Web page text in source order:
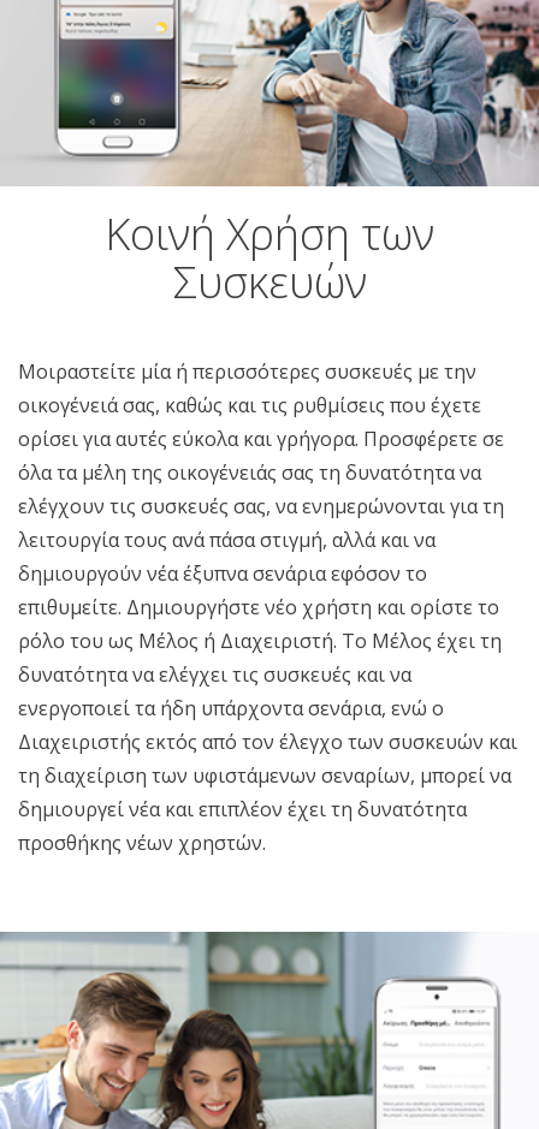
Κοινή Χρήση των
Συσκευών
Μοιραστείτε μία ή περισσότερες συσκευές με την
οικογένειά σας, καθώς και τις ρυθμίσεις που έχετε
ορίσει για αυτές εύκολα και γρήγορα. Προσφέρετε σε
όλα τα μέλη της οικογένειάς σας τη δυνατότητα να
ελέγχουν τις συσκευές σας, να ενημερώνονται για τη
λειτουργία τους ανά πάσα στιγμή, αλλά και να
δημιουργούν νέα έξυπνα σενάρια εφόσον το
επιθυμείτε. Δημιουργήστε νέο χρήστη και ορίστε το
ρόλο του ως Μέλος ή Διαχειριστή. Το Μέλος έχει τη
δυνατότητα να ελέγχει τις συσκευές και να
ενεργοποιεί τα ήδη υπάρχοντα σενάρια, ενώ ο
Διαχειριστής εκτός από τον έλεγχο των συσκευών και
τη διαχείριση των υφιστάμενων σεναρίων, μπορεί να
δημιουργεί νέα και επιπλέον έχει τη δυνατότητα
προσθήκης νέων χρηστών.